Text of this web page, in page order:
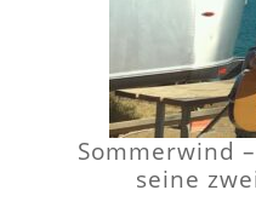
Sommerwind
seine